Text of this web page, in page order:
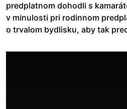
predplatnom dohodli s
v minulosti pri rodinnom
o trvalom bydlisku, aby tak